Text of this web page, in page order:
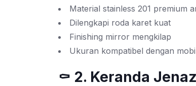
Material stainless 201 premium
Dilengkapi roda karet kuat
Finishing mirror mengkilap
Ukuran kompatibel dengan
⚰️ 2. Keranda